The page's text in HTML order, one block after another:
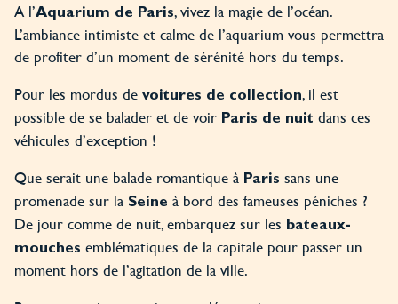
A l’Aquarium de Paris, vivez la magie de l’océan.
L’ambiance intimiste et calme de l’aquarium vous permettra
de profiter d’un moment de sérénité hors du temps.
Pour les mordus de voitures de collection, il est
possible de se balader et de voir Paris de nuit dans ces
véhicules d’exception !
Que serait une balade romantique à Paris sans une
promenade sur la Seine à bord des fameuses péniches ?
De jour comme de nuit, embarquez sur les bateaux-
mouches emblématiques de la capitale pour passer un
moment hors de l’agitation de la ville.